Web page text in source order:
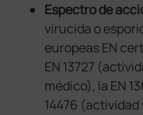
Espectro de
virucida o
europeas EN
EN 13727
médico), la EN
14476